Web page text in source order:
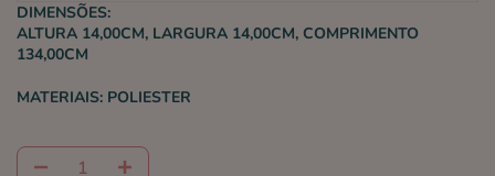
DIMENSÕES:
ALTURA 14,00CM, LARGURA 14,00CM, COMPRIMENTO
134,00CM
MATERIAIS: POLIESTER